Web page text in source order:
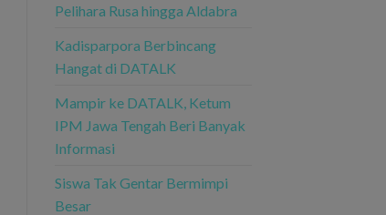
Pelihara Rusa hingga Aldabra
Kadisparpora Berbincang
Hangat di DATALK
Mampir ke DATALK, Ketum
IPM Jawa Tengah Beri Banyak
Informasi
Siswa Tak Gentar Bermimpi
Besar